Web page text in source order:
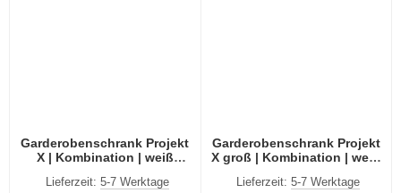
Garderobenschrank Projekt
X | Kombination | weiß
3-teilig
Lieferzeit: 5-7 Werktage
Garderobenschrank Projekt
X groß | Kombination | weiß
4-teilig
Lieferzeit:5-7 Werktage